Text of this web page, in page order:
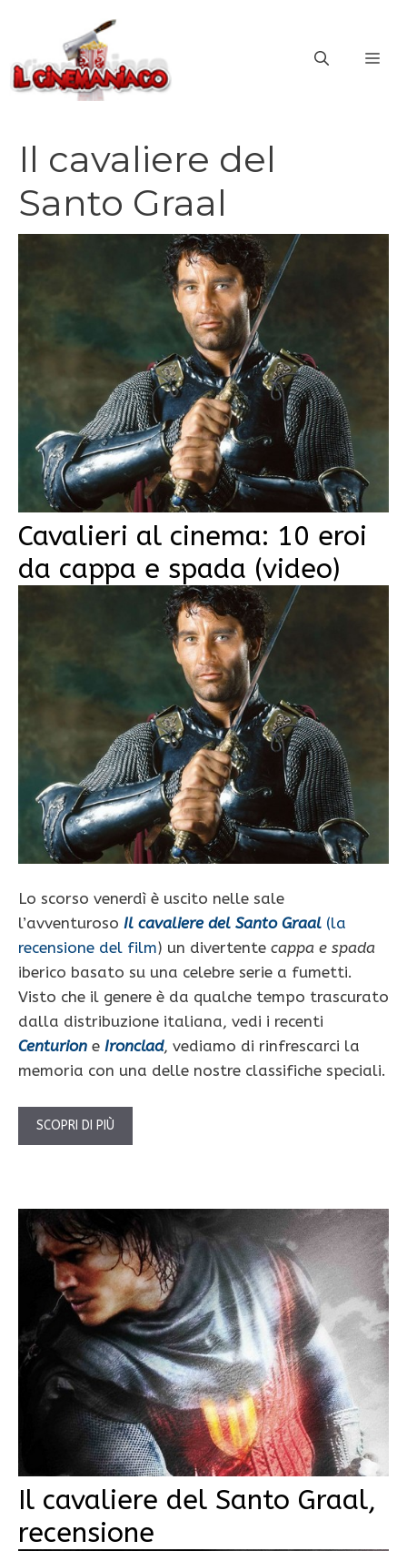
contenuto
Il cavaliere del
Santo Graal
Cavalieri al cinema: 10 eroi
da cappa e spada (video)
Lo scorso venerdì è uscito nelle sale
l’avventuroso Il cavaliere del Santo Graal (la
recensione del film) un divertente cappa e spada
iberico basato su una celebre serie a fumetti.
Visto che il genere è da qualche tempo trascurato
dalla distribuzione italiana, vedi i recenti
Centurion e Ironclad, vediamo di rinfrescarci la
memoria con una delle nostre classifiche speciali.
SCOPRI DI PIÙ
Il cavaliere del Santo Graal,
recensione